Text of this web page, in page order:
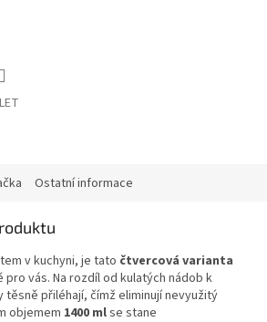
Ostatní informace
v kuchyni, je tato čtvercová varianta
pro vás. Na rozdíl od kulatých nádob k
přiléhají, čímž eliminují nevyužitý
objemem 1400 mlse stane